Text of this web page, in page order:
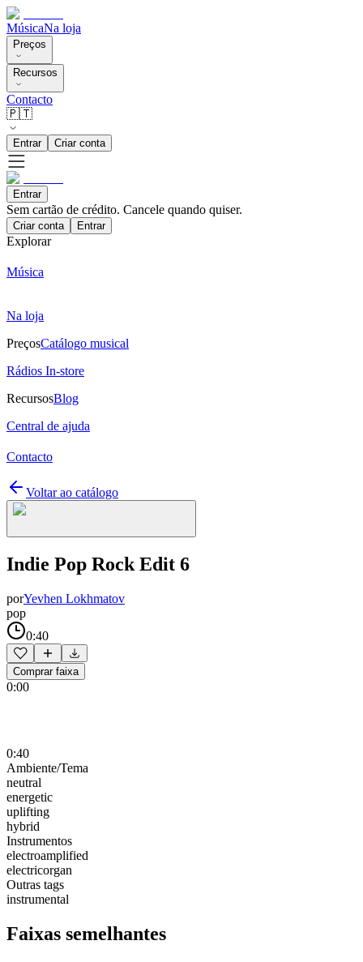
MúsicaNa loja
Preços
Recursos
Contacto
🇵🇹
Entrar Criar conta
Entrar
Sem cartão de crédito. Cancele quando quiser.
Criar conta Entrar
Explorar
Música
Na loja
PreçosCatálogo musical
Rádios In-store
RecursosBlog
Central de ajuda
Contacto
Voltar ao catálogo
Indie Pop Rock Edit 6
porYevhen Lokhmatov
pop
0:40
Comprar faixa
0:00
0:40
Ambiente/Tema
neutral
energetic
uplifting
hybrid
Instrumentos
electroamplified
electricorgan
Outras tags
instrumental
Faixas semelhantes